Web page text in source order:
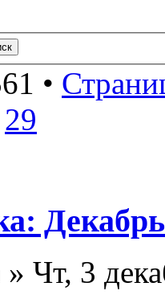
•
29
Декабрь
» Чт, 3